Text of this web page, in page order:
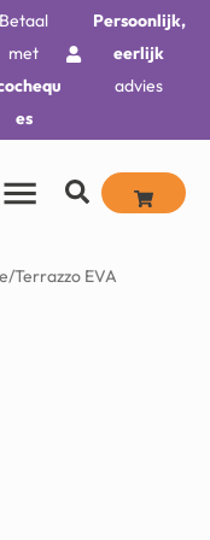
Betaal
met
es
Persoonlijk,
eerlijk
advies
Terrazzo EVA